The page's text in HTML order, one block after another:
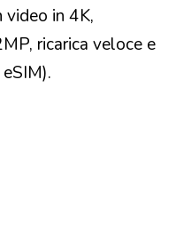
in 4K,
ricarica veloce e